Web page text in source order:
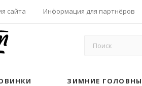
сайта Информация для партнёров
ЗИМНИЕ